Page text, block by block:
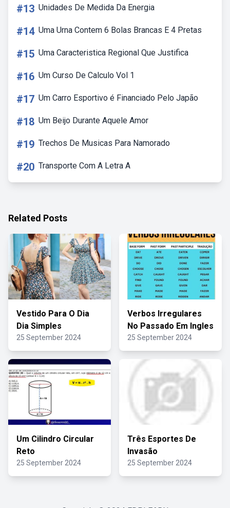
#13 Unidades De Medida Da Energia
#14 Uma Urna Contem 6 Bolas Brancas E 4 Pretas
#15 Uma Caracteristica Regional Que Justifica
#16 Um Curso De Calculo Vol 1
#17 Um Carro Esportivo é Financiado Pelo Japão
#18 Um Beijo Durante Aquele Amor
#19 Trechos De Musicas Para Namorado
#20 Transporte Com A Letra A
Related Posts
Vestido Para O Dia
Dia Simples
25 September 2024
Verbos Irregulares
No Passado Em Ingles
25 September 2024
Um Cilindro Circular
Reto
25 September 2024
Três Esportes De
Invasão
25 September 2024